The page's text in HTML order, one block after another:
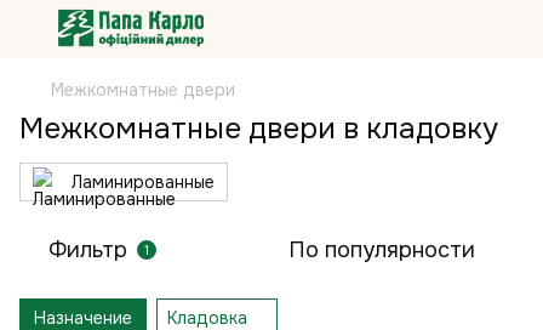
Межкомнатные двери
Межкомнатные двери в кладовку
Ламинированные
Фильтр 1 По популярности
Назначение Кладовка